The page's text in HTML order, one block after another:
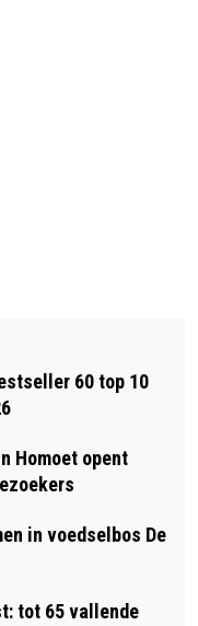
60
2026
START
WATER
60 top 10
Homoet opent
in voedselbos De
tot 65 vallende